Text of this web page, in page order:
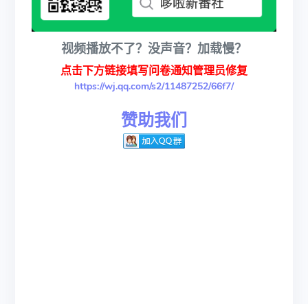
视频播放不了？没声音？加载慢？
点击下方链接填写问卷通知管理员修复
https://wj.qq.com/s2/11487252/66f7/
赞助我们